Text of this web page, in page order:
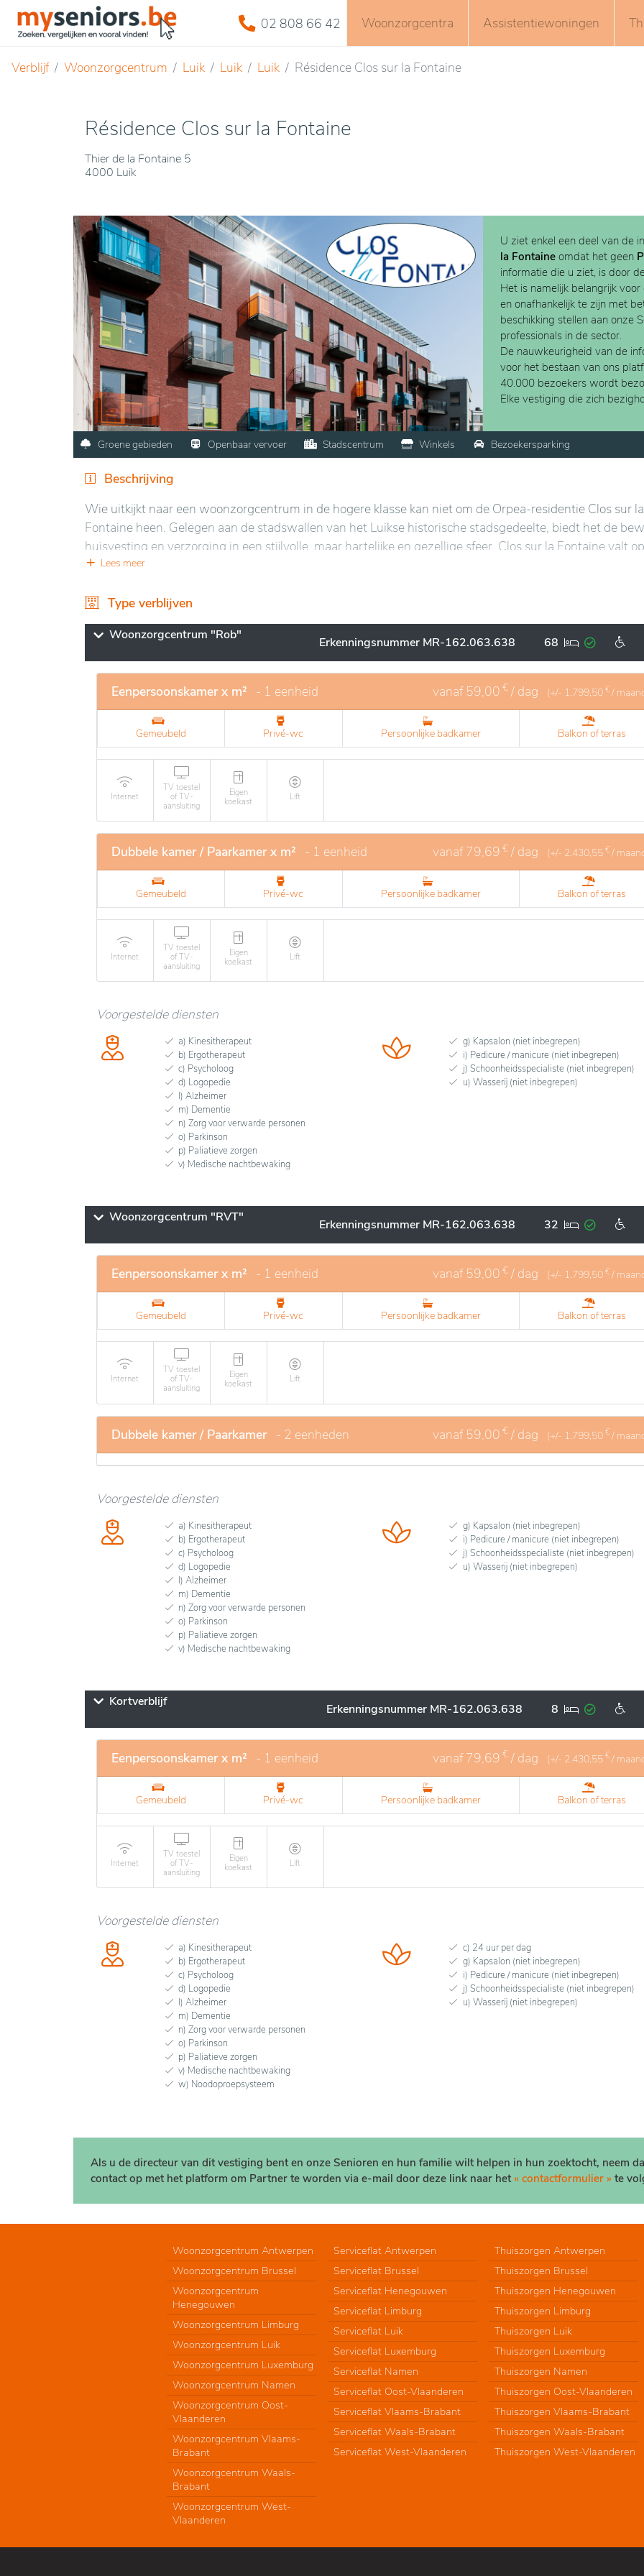
02 808 66 42 Woonzorgcentra Assistentiewoningen
Verblijf Woonzorgcentrum Luik Luik Luik Résidence Clos sur la Fontaine
Résidence Clos sur la Fontaine
Thier de la Fontaine 5
4000 Luik
U ziet enkel een deel van de
la Fontaine omdat het geen
informatie die u ziet, is door
Het is namelijk belangrijk
en onafhankelijk te zijn met
beschikking stellen aan onze
professionals in de sector.
De nauwkeurigheid van de
voor het bestaan van ons
40.000 bezoekers wordt
Elke vestiging die zich
Groene gebieden Openbaar vervoer Stadscentrum Winkels Bezoekersparking
Beschrijving
Wie uitkijkt naar een woonzorgcentrum in de hogere klasse kan niet om de Orpea-residentie Clos sur la
Fontaine heen. Gelegen aan de stadswallen van het Luikse historische stadsgedeelte, biedt het de
huisvesting en verzorging in een stijlvolle, maar hartelijke en gezellige sfeer. Clos sur la Fontaine valt
vele moduleerbare leefruimten en uitnodigende terrassen. De gezellige bar en het klasserestaurant
Lees meer
Type verblijven
Woonzorgcentrum "Rob" Erkenningsnummer MR-162.063.638 68
Eenpersoonskamer x m² - 1 eenheid vanaf 59,00 € / dag (+/- 1.799,50 € /
Gemeubeld Privé-wc Persoonlijke badkamer Balkon of terras
Internet
TV toestel
of TV-
aansluiting
Eigen
koelkast
Lift
Dubbele kamer / Paarkamer x m² - 1 eenheid vanaf79,69 € / dag (+/- 2.430,55 € /
Gemeubeld Privé-wc Persoonlijke badkamer Balkon of terras
Internet
TV toestel
of TV-
aansluiting
Eigen
koelkast
Lift
Voorgestelde diensten
a) Kinesitherapeut
b) Ergotherapeut
c) Psycholoog
d) Logopedie
l) Alzheimer
m) Dementie
n) Zorg voor verwarde personen
o) Parkinson
p) Paliatieve zorgen
v) Medische nachtbewaking
g) Kapsalon (niet inbegrepen)
i) Pedicure / manicure (niet inbegrepen)
j) Schoonheidsspecialiste (niet inbegrepen)
u) Wasserij (niet inbegrepen)
Woonzorgcentrum "RVT" Erkenningsnummer MR-162.063.638 32
Eenpersoonskamer x m² - 1 eenheid vanaf 59,00 € / dag (+/- 1.799,50 € /
Gemeubeld Privé-wc Persoonlijke badkamer Balkon of terras
Internet
TV toestel
of TV-
aansluiting
Eigen
koelkast
Lift
Dubbele kamer / Paarkamer - 2 eenheden vanaf 59,00 € / dag (+/- 1.799,50 € /
Voorgestelde diensten
a) Kinesitherapeut
b) Ergotherapeut
c) Psycholoog
d) Logopedie
l) Alzheimer
m) Dementie
n) Zorg voor verwarde personen
o) Parkinson
p) Paliatieve zorgen
v) Medische nachtbewaking
g) Kapsalon (niet inbegrepen)
i) Pedicure / manicure (niet inbegrepen)
j) Schoonheidsspecialiste (niet inbegrepen)
u) Wasserij (niet inbegrepen)
Kortverblijf Erkenningsnummer MR-162.063.638 8
Eenpersoonskamer x m² - 1 eenheid vanaf79,69 € / dag (+/- 2.430,55 € /
Gemeubeld Privé-wc Persoonlijke badkamer Balkon of terras
Internet
TV toestel
of TV-
aansluiting
Eigen
koelkast
Lift
Voorgestelde diensten
a) Kinesitherapeut
b) Ergotherapeut
c) Psycholoog
d) Logopedie
l) Alzheimer
m) Dementie
n) Zorg voor verwarde personen
o) Parkinson
p) Paliatieve zorgen
v) Medische nachtbewaking
w) Noodoproepsysteem
c) 24 uur per dag
g) Kapsalon (niet inbegrepen)
i) Pedicure / manicure (niet inbegrepen)
j) Schoonheidsspecialiste (niet inbegrepen)
u) Wasserij (niet inbegrepen)
Als u de directeur van dit vestiging bent en onze Senioren en hun familie wilt helpen in hun zoektocht, neem
contact op met het platform om Partner te worden via e-mail door deze link naar het « contactformulier » te
Woonzorgcentrum Antwerpen
Woonzorgcentrum Brussel
Woonzorgcentrum
Henegouwen
Woonzorgcentrum Limburg
Woonzorgcentrum Luik
Woonzorgcentrum Luxemburg
Woonzorgcentrum Namen
Woonzorgcentrum Oost-
Vlaanderen
Woonzorgcentrum Vlaams-
Brabant
Woonzorgcentrum Waals-
Brabant
Woonzorgcentrum West-
Vlaanderen
Serviceflat Antwerpen
Serviceflat Brussel
Serviceflat Henegouwen
Serviceflat Limburg
Serviceflat Luik
Serviceflat Luxemburg
Serviceflat Namen
Serviceflat Oost-Vlaanderen
Serviceflat Vlaams-Brabant
Serviceflat Waals-Brabant
Serviceflat West-Vlaanderen
Thuiszorgen Antwerpen
Thuiszorgen Brussel
Thuiszorgen Henegouwen
Thuiszorgen Limburg
Thuiszorgen Luik
Thuiszorgen Luxemburg
Thuiszorgen Namen
Thuiszorgen Oost-Vlaanderen
Thuiszorgen Vlaams-Brabant
Thuiszorgen Waals-Brabant
Thuiszorgen West-Vlaanderen